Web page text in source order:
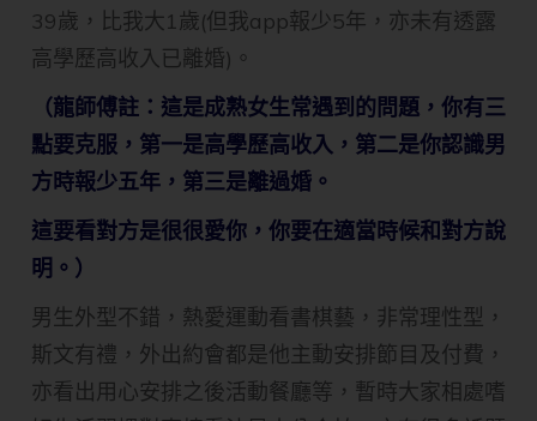
39歲，比我大1歲(但我app報少5年，亦未有透露
高學歷高收入已離婚)。
（龍師傅註：這是成熟女生常遇到的問題，你有三
點要克服，第一是高學歷高收入，第二是你認識男
方時報少五年，第三是離過婚。
這要看對方是很很愛你，你要在適當時候和對方說
明。）​
男生外型不錯，熱愛運動看書棋藝，非常理性型，
斯文有禮，外出約會都是他主動安排節目及付費，
亦看出用心安排之後活動餐廳等，暫時大家相處嗜